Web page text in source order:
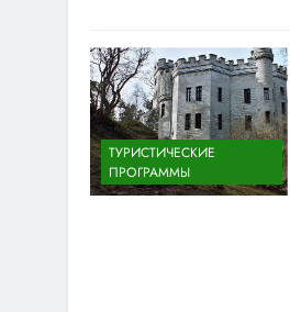
ТУРИСТИЧЕСКИЕ
ПРОГРАММЫ